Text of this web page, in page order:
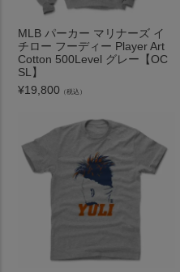
MLB パーカー マリナーズ イ
チロー フーディー Player Art
Cotton 500Level グレー【OC
SL】
¥19,800 （税込）